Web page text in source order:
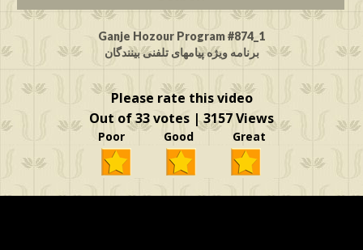
Ganje Hozour Program #874_1
برنامه ویژه پیامهای تلفنی بینندگان
Please rate this video
Out of 33 votes | 3157 Views
Poor Good Great